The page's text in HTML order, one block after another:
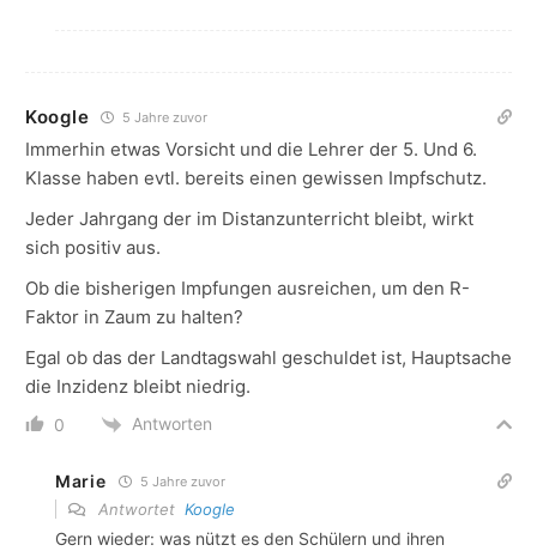
Koogle 5 Jahre zuvor
Immerhin etwas Vorsicht und die Lehrer der 5. Und 6.
Klasse haben evtl. bereits einen gewissen Impfschutz.
Jeder Jahrgang der im Distanzunterricht bleibt, wirkt
sich positiv aus.
Ob die bisherigen Impfungen ausreichen, um den R-
Faktor in Zaum zu halten?
Egal ob das der Landtagswahl geschuldet ist, Hauptsache
die Inzidenz bleibt niedrig.
0 Antworten
Marie 5 Jahre zuvor
Antwortet Koogle
Gern wieder: was nützt es den Schülern und ihren